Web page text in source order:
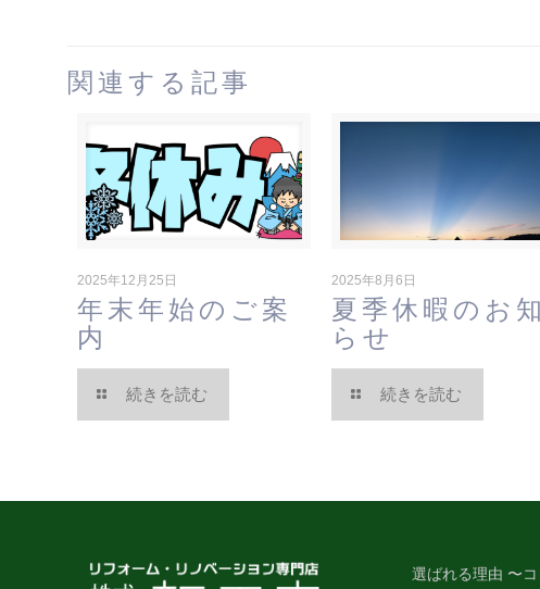
関連する記事
2025年12月25日
年末年始のご案
内
続きを読む
2025年8月6日
夏季休暇のお知
らせ
続きを読む
選ばれる理由 〜